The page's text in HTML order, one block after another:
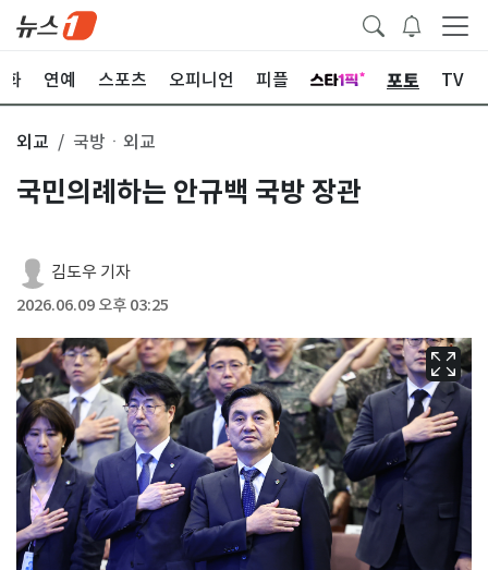
화 연예 스포츠 오피니언 피플 포토 TV
외교 국방ㆍ외교
국민의례하는 안규백 국방 장관
김도우 기자
2026.06.09 오후 03:25